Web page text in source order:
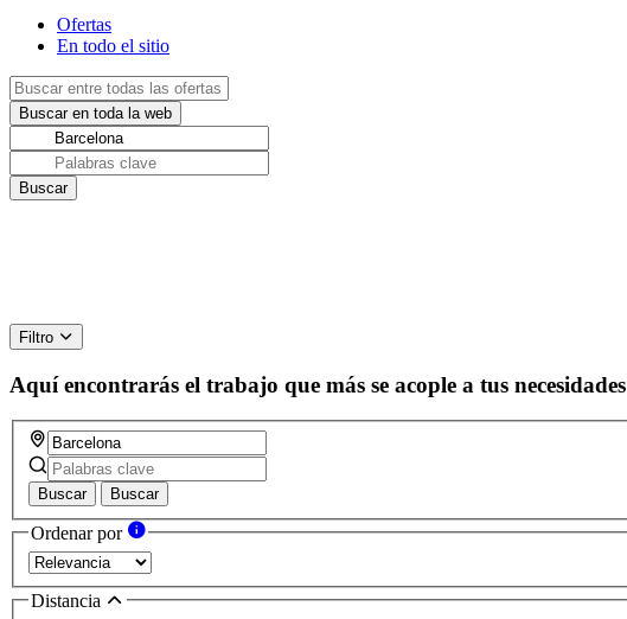
Ofertas
En todo el sitio
Filtro
Aquí encontrarás el trabajo que más se acople a tus necesidades
Buscar Buscar
Ordenar por
Distancia